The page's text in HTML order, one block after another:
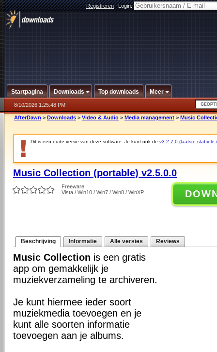
Registreren|Login:
Startpagina Downloads Top downloads Meer
8/10/2026 1:25:48 PM
AfterDawn > Downloads > Video & Audio > Media management > Music
Dit is een oude versie van deze software. Je kunt ook de v3.2.7.0 (laatste stabiele
Music Collection (portable) v2.5.0.0
Freeware
Vista / Win10 / Win7 / Win8 / WinXP
Beschrijving Informatie Alle versies Reviews
Music Collection is een gratis
app om gemakkelijk je
muziekverzameling te archiveren.
Je kunt hiermee ieder soort
muziekmedia toevoegen en je
kunt alle soorten informatie
toevoegen aan je albums.